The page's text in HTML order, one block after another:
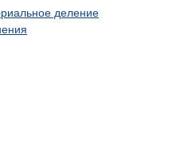
деление